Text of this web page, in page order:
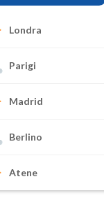
Londra
Parigi
Madrid
Berlino
Atene